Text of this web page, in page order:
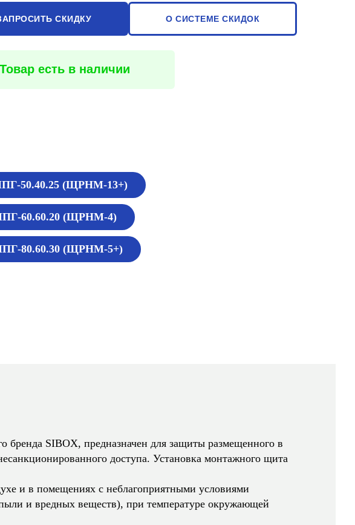
СКИДКУ О СИСТЕМЕ СКИДОК
Товар есть в наличии
50.40.25 (ЩРНМ-13+)
60.60.20 (ЩРНМ-4)
80.60.30 (ЩРНМ-5+)
SIBOX, предназначен для защиты размещенного в
доступа. Установка монтажного щита
и в помещениях с неблагоприятными условиями
и вредных веществ), при температуре окружающей